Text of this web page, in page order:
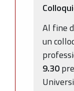
Al fine
un
9.30